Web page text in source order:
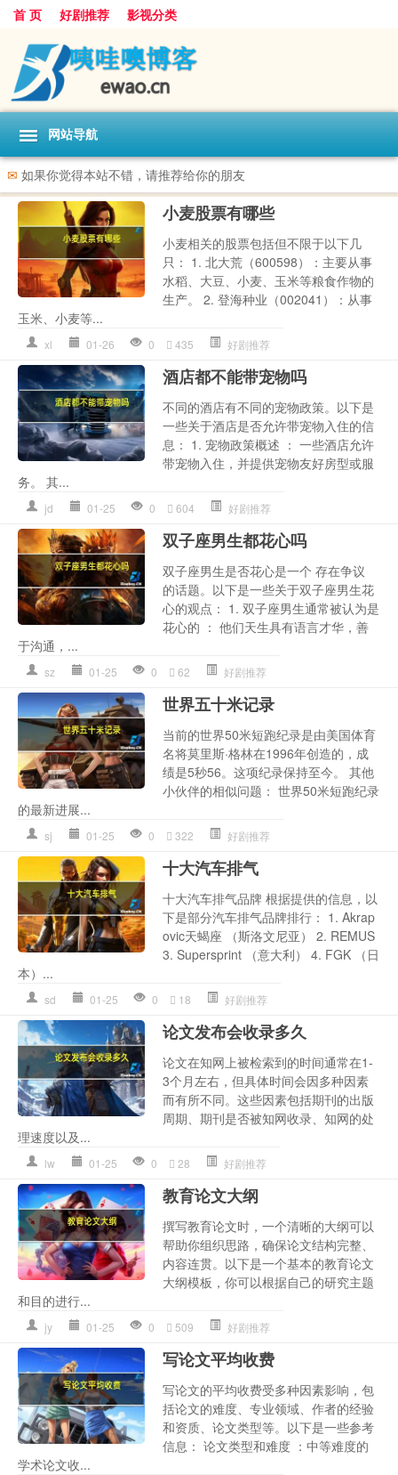
首 页 好剧推荐 影视分类
网站导航
✉ 如果你觉得本站不错，请推荐给你的朋友
小麦股票有哪些
小麦相关的股票包括但不限于以下几
只： 1. 北大荒（600598）：主要从事
水稻、大豆、小麦、玉米等粮食作物的
生产。 2. 登海种业（002041）：从事
玉米、小麦等...
xl 01-26 0 435 好剧推荐
酒店都不能带宠物吗
不同的酒店有不同的宠物政策。以下是
一些关于酒店是否允许带宠物入住的信
息： 1. 宠物政策概述 ： 一些酒店允许
带宠物入住，并提供宠物友好房型或服
务。 其...
jd 01-25 0 604 好剧推荐
双子座男生都花心吗
双子座男生是否花心是一个 存在争议
的话题。以下是一些关于双子座男生花
心的观点： 1. 双子座男生通常被认为是
花心的 ： 他们天生具有语言才华，善
于沟通，...
sz 01-25 0 62 好剧推荐
世界五十米记录
当前的世界50米短跑纪录是由美国体育
名将莫里斯·格林在1996年创造的，成
绩是5秒56。这项纪录保持至今。 其他
小伙伴的相似问题： 世界50米短跑纪录
的最新进展...
sj 01-25 0 322 好剧推荐
十大汽车排气
十大汽车排气品牌 根据提供的信息，以
下是部分汽车排气品牌排行： 1. Akrap
ovic天蝎座 （斯洛文尼亚） 2. REMUS
3. Supersprint （意大利） 4. FGK （日
本）...
sd 01-25 0 18 好剧推荐
论文发布会收录多久
论文在知网上被检索到的时间通常在1-
3个月左右，但具体时间会因多种因素
而有所不同。这些因素包括期刊的出版
周期、期刊是否被知网收录、知网的处
理速度以及...
lw 01-25 0 28 好剧推荐
教育论文大纲
撰写教育论文时，一个清晰的大纲可以
帮助你组织思路，确保论文结构完整、
内容连贯。以下是一个基本的教育论文
大纲模板，你可以根据自己的研究主题
和目的进行...
jy 01-25 0 509 好剧推荐
写论文平均收费
写论文的平均收费受多种因素影响，包
括论文的难度、专业领域、作者的经验
和资质、论文类型等。以下是一些参考
信息： 论文类型和难度 ：中等难度的
学术论文收...